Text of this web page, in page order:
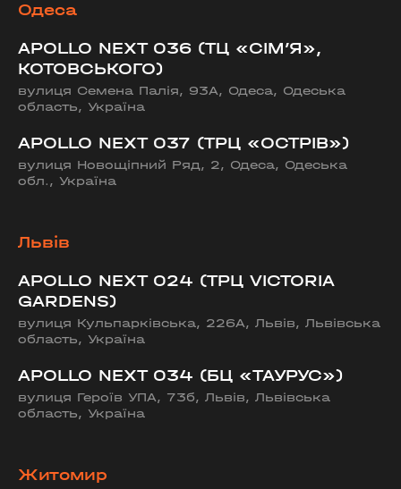
Одеса
APOLLO NEXT 036 (ТЦ «СІМ’Я»,
КОТОВСЬКОГО)
вулиця Семена Палія, 93А, Одеса, Одеська
область, Україна
APOLLO NEXT 037 (ТРЦ «ОСТРІВ»)
вулиця Новощіпний Ряд, 2, Одеса, Одеська
обл., Україна
Львів
APOLLO NEXT 024 (ТРЦ VICTORIA
GARDENS)
вулиця Кульпарківська, 226А, Львів, Львівська
область, Україна
APOLLO NEXT 034 (БЦ «ТАУРУС»)
вулиця Героїв УПА, 73б, Львів, Львівська
область, Україна
Житомир